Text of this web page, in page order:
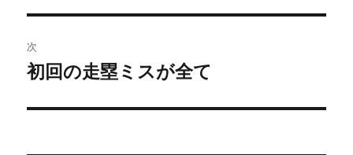
ビ
ゲ
ー
シ
稿:
次
次
投
初回の走塁ミスが全て